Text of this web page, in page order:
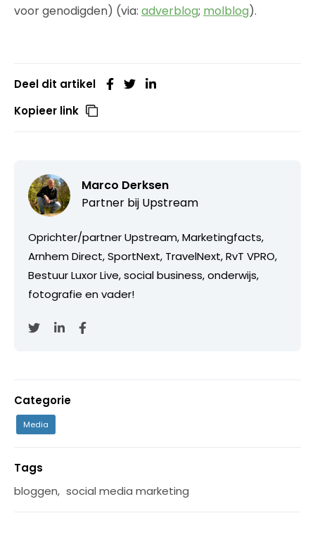
voor genodigden) (via: adverblog; molblog).
Deel dit artikel
Kopieer link
Marco Derksen
Partner bij Upstream
Oprichter/partner Upstream, Marketingfacts,
Arnhem Direct, SportNext, TravelNext, RvT VPRO,
Bestuur Luxor Live, social business, onderwijs,
fotografie en vader!
Categorie
Media
Tags
bloggen, social media marketing